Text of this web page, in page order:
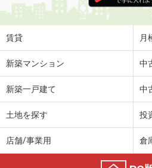
賃貸 月
新築マンション 中
新築一戸建て 中
土地を探す 投
店舗/事業用 倉